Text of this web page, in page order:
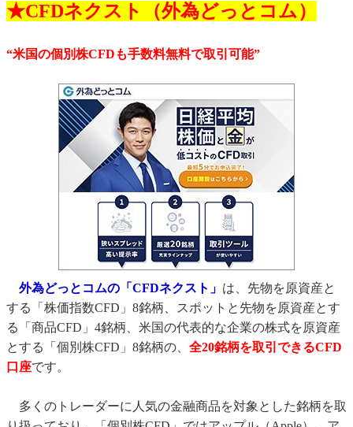
★CFDネクスト（外為どっとコム）
“米国の個別株CFDも手数料無料で取引可能”
外為どっとコムの「CFDネクスト」 は、先物を原資産と
する「株価指数CFD」8銘柄、スポットと先物を原資産とす
る「商品CFD」4銘柄、米国の代表的な企業の株式を原資産
とする「個別株CFD」8銘柄の、 全20銘柄を取引できるCFD
口座です。
多くのトレーダーに人気の金融商品を対象とした銘柄を取